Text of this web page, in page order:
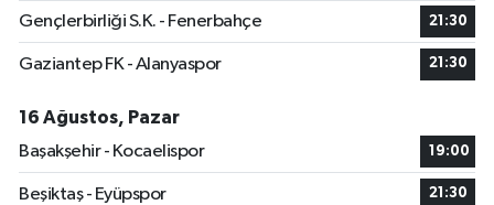
Gençlerbirliği S.K. - Fenerbahçe 21:30
Gaziantep FK - Alanyaspor 21:30
16 Ağustos, Pazar
Başakşehir - Kocaelispor
19:00
Beşiktaş - Eyüpspor 21:30